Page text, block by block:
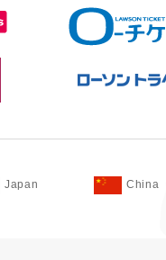
Japan China